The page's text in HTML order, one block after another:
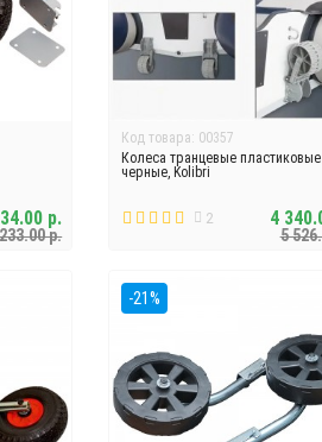
р.
р.
Код товара: 00357
Колеса транцевые пластиковые
черные, Kolibri
2
5
4
-21%